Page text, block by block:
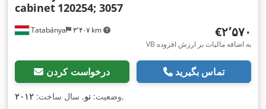
Tatabánya ۳٬۴۰۷ km
cabinet 120254; 3057
‎€۲٬۵۷۰
VB به اضافه مالیات بر ارزش افزوده
درخواست کردن تماس بگیرید
وضعیت: نو, سال ساخت: ۲۰۱۲ ,